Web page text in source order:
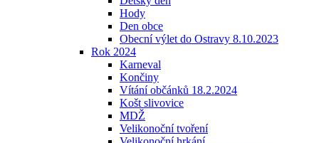
Hody
Den obce
Obecní výlet do Ostravy 8.10.2023
Rok 2024
Karneval
Končiny
Vítání občánků 18.2.2024
Košt slivovice
MDŽ
Velikonoční tvoření